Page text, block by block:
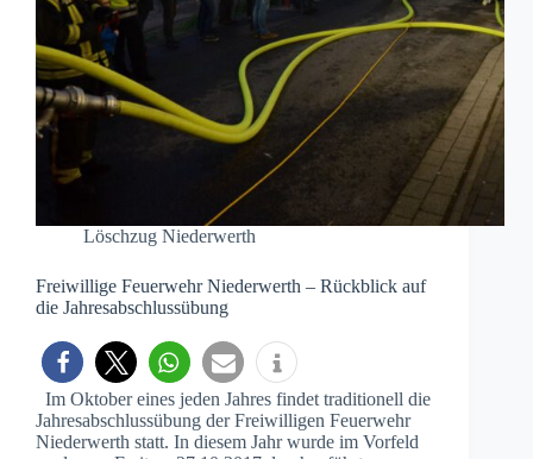
Löschzug Niederwerth
Freiwillige Feuerwehr Niederwerth – Rückblick auf
die Jahresabschlussübung
Im Oktober eines jeden Jahres findet traditionell die
Jahresabschlussübung der Freiwilligen Feuerwehr
Niederwerth statt. In diesem Jahr wurde im Vorfeld